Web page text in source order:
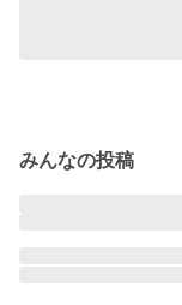
みんなの投稿